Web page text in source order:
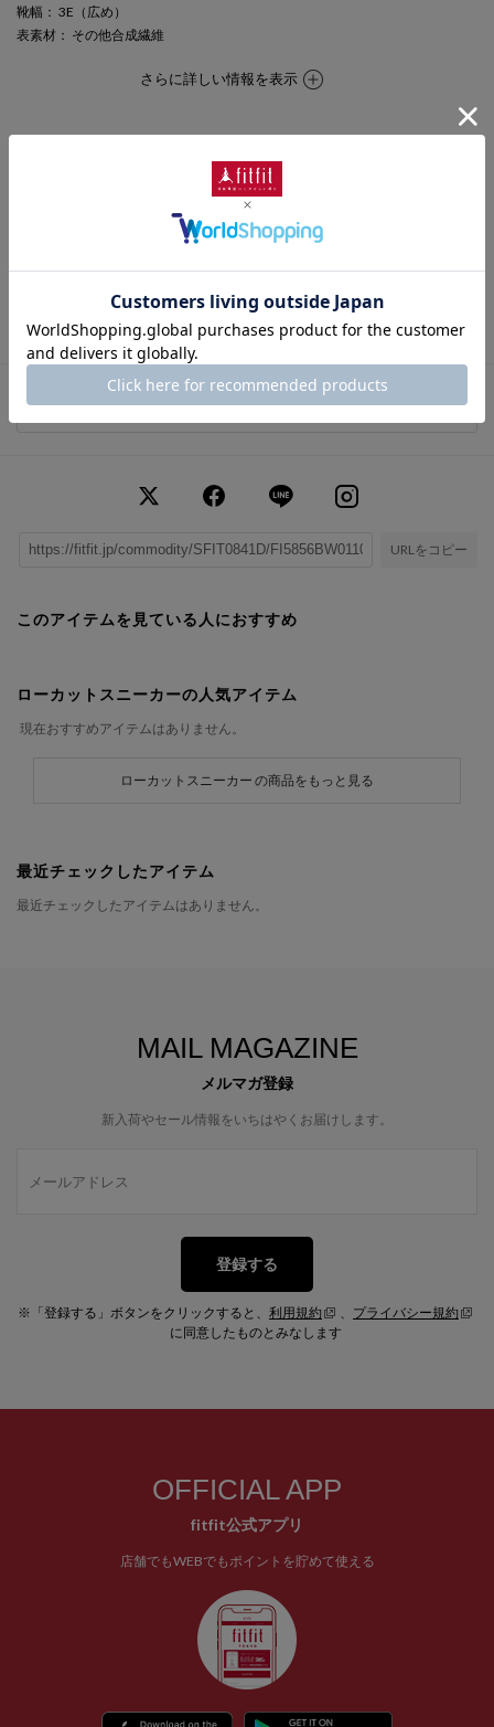
靴幅 ： 3E（広め）
表素材 ： その他合成繊維
さらに詳しい情報を表示
この商品は期間限定セール対象商品です。
この商品に関するお問い合わせ
URLをコピー
このアイテムを見ている人におすすめ
ローカットスニーカーの人気アイテム
現在おすすめアイテムはありません。
ローカットスニーカー の商品をもっと見る
最近チェックしたアイテム
最近チェックしたアイテムはありません。
MAIL MAGAZINE
メルマガ登録
新入荷やセール情報をいちはやくお届けします。
登録する
※「登録する」ボタンをクリックすると、 利用規約 、 プライバシー規約
に同意したものとみなします
OFFICIAL APP
fitfit公式アプリ
店舗でもWEBでもポイントを貯めて使える